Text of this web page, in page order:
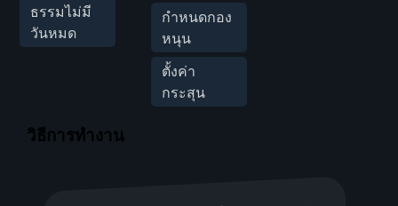
ธรรมไม่มี
วันหมด
กำหนดกอง
หนุน
ตั้งค่า
กระสุน
วิธีการทำงาน